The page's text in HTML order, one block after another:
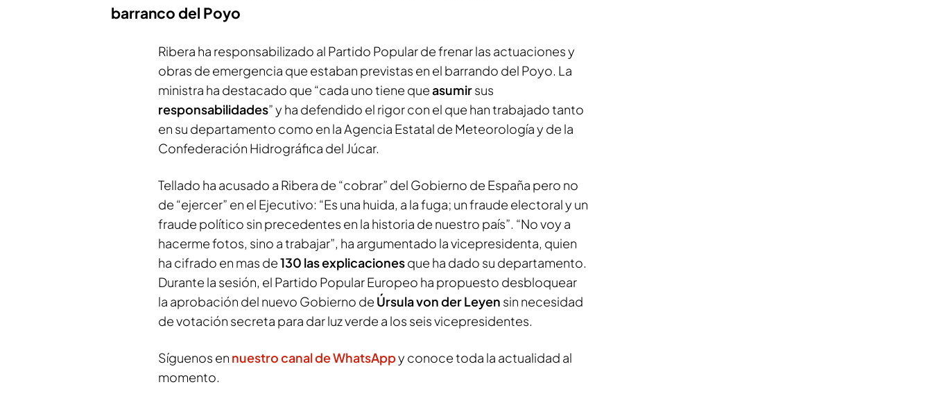
barranco del Poyo
Ribera ha responsabilizado al Partido Popular de frenar las actuaciones y
obras de emergencia que estaban previstas en el barrando del Poyo. La
ministra ha destacado que “cada uno tiene queasumirsus
responsabilidades” y ha defendido el rigor con el que han trabajado tanto
en su departamento como en la Agencia Estatal de Meteorología y de la
Confederación Hidrográfica del Júcar.
Tellado ha acusado a Ribera de “cobrar” del Gobierno de España pero no
de “ejercer” en el Ejecutivo: “Es una huida, a la fuga; un fraude electoral y un
fraude político sin precedentes en la historia de nuestro país”. “No voy a
hacerme fotos, sino a trabajar”, ha argumentado la vicepresidenta, quien
ha cifrado en mas de130 las explicacionesque ha dado su departamento.
Durante la sesión, el Partido Popular Europeo ha propuesto desbloquear
la aprobación del nuevo Gobierno de Úrsula von der Leyen sin necesidad
de votación secreta para dar luz verde a los seis vicepresidentes.
Síguenos en nuestro canal de WhatsAppy conoce toda la actualidad al
momento.